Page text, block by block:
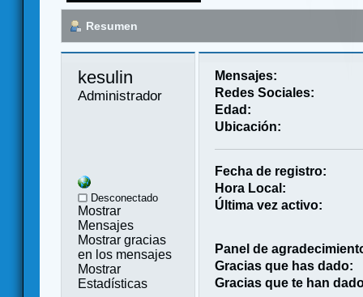
Resumen
kesulin
Administrador
Desconectado
Mostrar
Mensajes
Mostrar gracias
en los mensajes
Mostrar
Estadísticas
Mensajes:
Redes Sociales:
Edad:
Ubicación:
Fecha de registro:
Hora Local:
Última vez activo:
Panel de
Gracias que has dado:
Gracias que te han